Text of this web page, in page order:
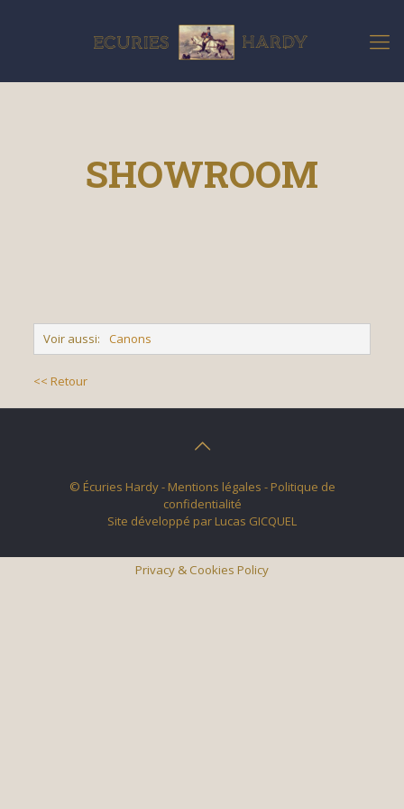
SHOWROOM
Voir aussi: Canons
<< Retour
© Écuries Hardy - Mentions légales - Politique de
confidentialité
Site développé par Lucas GICQUEL
Privacy & Cookies Policy